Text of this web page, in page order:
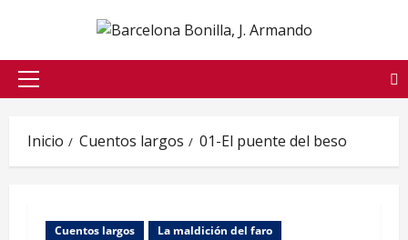
contenido
Menú
Inicio Cuentos largos 01-El puente del beso
Cuentos largos La maldición del faro